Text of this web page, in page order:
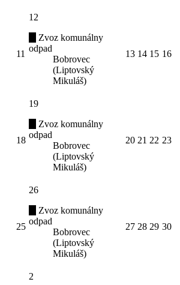
11
12
Zvoz komunálny
odpad
Bobrovec
(Liptovský
Mikuláš)
13 14 15 16
18
19
Zvoz komunálny
odpad
Bobrovec
(Liptovský
Mikuláš)
20 21 22 23
25
26
Zvoz komunálny
odpad
Bobrovec
(Liptovský
Mikuláš)
27 28 29 30
2